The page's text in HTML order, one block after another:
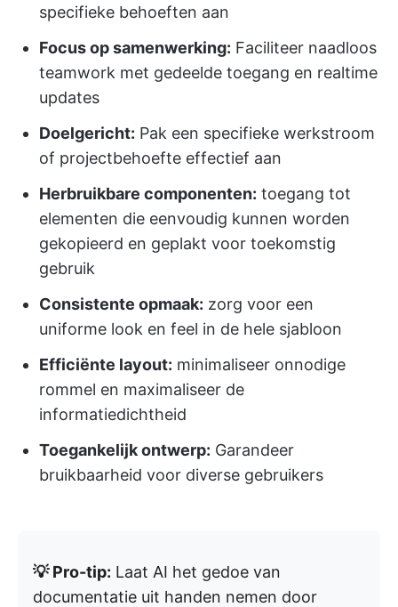
specifieke behoeften aan
Focus op samenwerking: Faciliteer naadloos
teamwork met gedeelde toegang en realtime
updates
Doelgericht: Pak een specifieke werkstroom
of projectbehoefte effectief aan
Herbruikbare componenten: toegang tot
elementen die eenvoudig kunnen worden
gekopieerd en geplakt voor toekomstig
gebruik
Consistente opmaak: zorg voor een
uniforme look en feel in de hele sjabloon
Efficiënte layout: minimaliseer onnodige
rommel en maximaliseer de
informatiedichtheid
Toegankelijk ontwerp: Garandeer
bruikbaarheid voor diverse gebruikers
💡 Pro-tip: Laat AI het gedoe van
documentatie uit handen nemen door